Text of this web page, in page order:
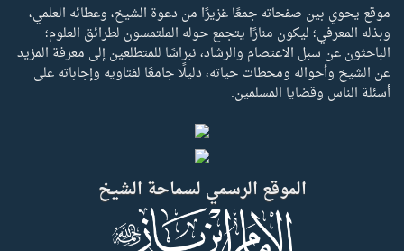
موقع يحوي بين صفحاته جمعًا غزيرًا من دعوة الشيخ، وعطائه العلمي،
وبذله المعرفي؛ ليكون منارًا يتجمع حوله الملتمسون لطرائق العلوم؛
الباحثون عن سبل الاعتصام والرشاد، نبراسًا للمتطلعين إلى معرفة المزيد
عن الشيخ وأحواله ومحطات حياته، دليلًا جامعًا لفتاويه وإجاباته على
أسئلة الناس وقضايا المسلمين.
الموقع الرسمي لسماحة الشيخ